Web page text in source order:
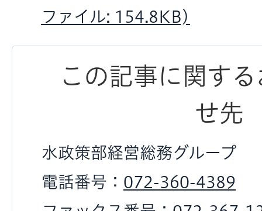
ファイル: 154.8KB)
この記事に関す
せ先
水政策部経営総務グループ
電話番号： 072-360-4389